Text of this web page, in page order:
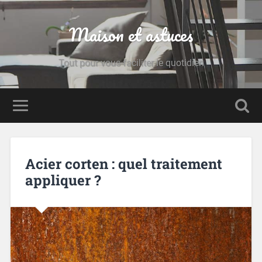
Maison et astuces
Tout pour vous faciliter le quotidien
Acier corten : quel traitement
appliquer ?